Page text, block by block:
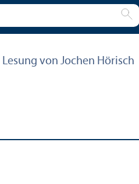
Lesung von Jochen Hörisch